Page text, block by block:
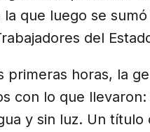
que luego se
del
primeras horas, la
con lo que
y sin luz. Un título